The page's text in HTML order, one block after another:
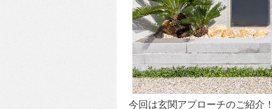
今回は玄関アプローチのご紹介